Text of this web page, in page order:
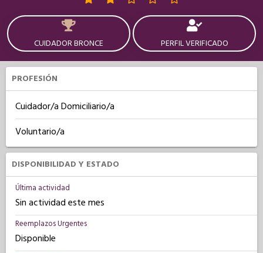
CUIDADOR BRONCE PERFIL VERIFICADO
PROFESIÓN
Cuidador/a Domiciliario/a
Voluntario/a
DISPONIBILIDAD Y ESTADO
Última actividad
Sin actividad este mes
Reemplazos Urgentes
Disponible